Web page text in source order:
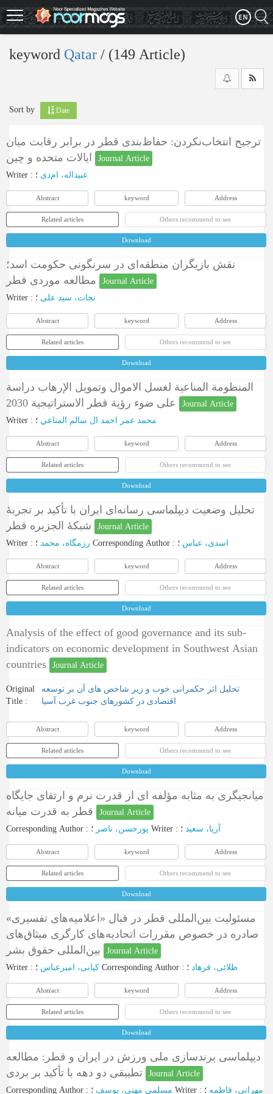
Skip
to
main
keyword Qatar ‎/ (149 Article)
Sort by Date
ترجیح انتخاب‌نکردن: حفاظ‌بندی قطر در برابر رقابت میان
Journal Article
Writer : عبیداله، ام‌دی ؛
Abstract keyword Address
Related articles Others recommend to see
Download
نقش بازیگران منطقه‌ای در سرنگونی حکومت اسد؛
Journal Article
Writer : نجات، سید علی ؛
Abstract keyword Address
Related articles Others recommend to see
Download
المنظومة المناعية لغسل الاموال وتمويل الإرهاب دراسة
Journal Article
Writer : محمد عمر احمد ال سالم المناعي ؛
Abstract keyword Address
Related articles Others recommend to see
Download
تحلیل وضعیت دیپلماسی رسانه‌ای ایران با تأکید بر تجربۀ
Journal Article
Writer : رزمگاه، محمد Corresponding Author : اسدی، عباس ؛
Abstract keyword Address
Related articles Others recommend to see
Download
Analysis of the effect of good governance and its sub-
indicators on economic development in Southwest Asian
countries
Journal Article
Original
Title :
تحلیل اثر حکمرانی خوب و زیر شاخص های آن بر توسعه
اقتصادی در کشورهای جنوب غرب آسیا
Abstract keyword Address
Related articles Others recommend to see
Download
میانجیگری به مثابه مؤلفه ای از قدرت نرم و ارتقای جایگاه
Journal Article
Corresponding Author : پورحسن، ناصر Writer : آریا، سعید ؛
Abstract keyword Address
Related articles Others recommend to see
Download
مسئولیت بین‌المللی قطر در قبال «اعلامیه‌های تفسیری»
صادره در خصوص ‏مقررات اتحادیه‌های کارگری میثاق‌های
Journal Article
Writer : کیانی، امیرعباس Corresponding Author : طلائی، فرهاد ؛
Abstract keyword Address
Related articles Others recommend to see
Download
دیپلماسی برندسازی ملی ورزش در ایران و قطر: مطالعه
Journal Article
Corresponding Author : مسلمی مهنی، یوسف Writer : مهرانی، فاطمه ؛